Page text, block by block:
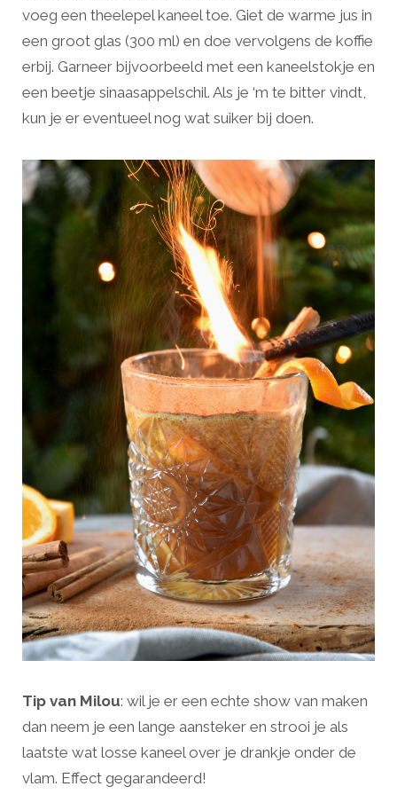
voeg een theelepel kaneel toe. Giet de warme jus in
een groot glas (300 ml) en doe vervolgens de koffie
erbij. Garneer bijvoorbeeld met een kaneelstokje en
een beetje sinaasappelschil. Als je ‘m te bitter vindt,
kun je er eventueel nog wat suiker bij doen.
Tip van Milou: wil je er een echte show van maken
dan neem je een lange aansteker en strooi je als
laatste wat losse kaneel over je drankje onder de
vlam. Effect gegarandeerd!